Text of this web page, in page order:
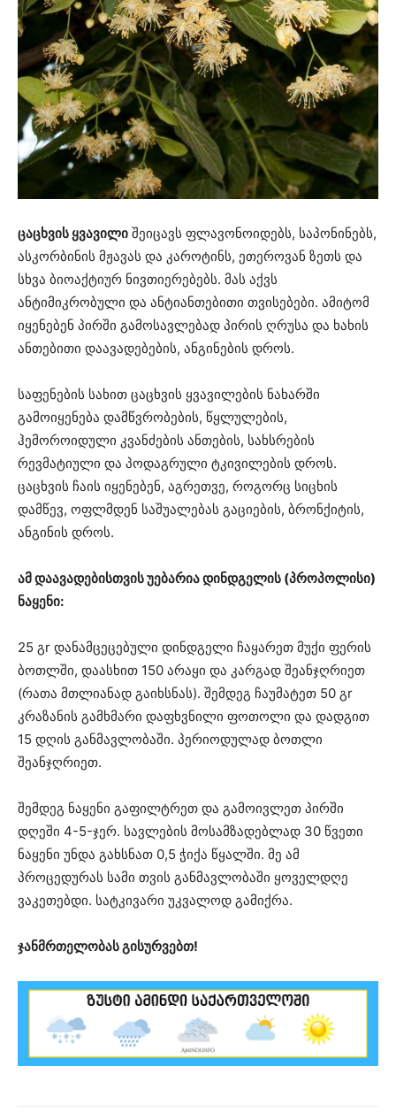
ცაცხვის ყვავილი შეიცავს ფლავონოიდებს, საპონინებს,
ასკორბინის მჟავას და კაროტინს, ეთეროვან ზეთს და
სხვა ბიოაქტიურ ნივთიერებებს. მას აქვს
ანტიმიკრობული და ანტიანთებითი თვისებები. ამიტომ
იყენებენ პირში გამოსავლებად პირის ღრუსა და ხახის
ანთებითი დაავადებების, ანგინების დროს.
საფენების სახით ცაცხვის ყვავილების ნახარში
გამოიყენება დამწვრობების, წყლულების,
ჰემოროიდული კვანძების ანთების, სახსრების
რევმატიული და პოდაგრული ტკივილების დროს.
ცაცხვის ჩაის იყენებენ, აგრეთვე, როგორც სიცხის
დამწევ, ოფლმდენ საშუალებას გაციების, ბრონქიტის,
ანგინის დროს.
ამ დაავადებისთვის უებარია დინდგელის (პროპოლისი)
ნაყენი:
25 გr დანამცეცებული დინდგელი ჩაყარეთ მუქი ფერის
ბოთლში, დაასხით 150 არაყი და კარგად შეანჯღრიეთ
(რათა მთლიანად გაიხსნას). შემდეგ ჩაუმატეთ 50 გr
კრაზანის გამხმარი დაფხვნილი ფოთოლი და დადგით
15 დღის განმავლობაში. პერიოდულად ბოთლი
შეანჯღრიეთ.
შემდეგ ნაყენი გაფილტრეთ და გამოივლეთ პირში
დღეში 4-5-ჯერ. სავლების მოსამზადებლად 30 წვეთი
ნაყენი უნდა გახსნათ 0,5 ჭიქა წყალში. მე ამ
პროცედურას სამი თვის განმავლობაში ყოველდღე
ვაკეთებდი. სატკივარი უკვალოდ გამიქრა.
ჯანმრთელობას გისურვებთ!